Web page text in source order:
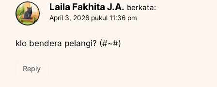
Laila Fakhita J.A. berkata:
April 3, 2026 pukul 11:36 pm
klo bendera pelangi? (#~#)
Reply